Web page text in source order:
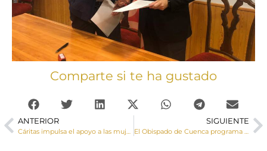
Comparte si te ha gustado
ANTERIOR
Cáritas impulsa el apoyo a las mujeres rurales y menores víctimas del conflicto armado en la República del Congo
SIGUIENTE
El Obispado de Cuenca programa un completo calendario de actividades para el Mes Misionero Extraordinario